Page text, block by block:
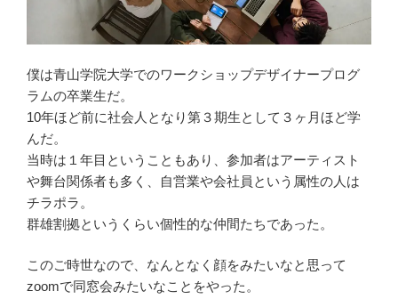
僕は青山学院大学でのワークショップデザイナープログ
ラムの卒業生だ。
10年ほど前に社会人となり第３期生として３ヶ月ほど学
んだ。
当時は１年目ということもあり、参加者はアーティスト
や舞台関係者も多く、自営業や会社員という属性の人は
チラポラ。
群雄割拠というくらい個性的な仲間たちであった。
このご時世なので、なんとなく顔をみたいなと思って
zoomで同窓会みたいなことをやった。